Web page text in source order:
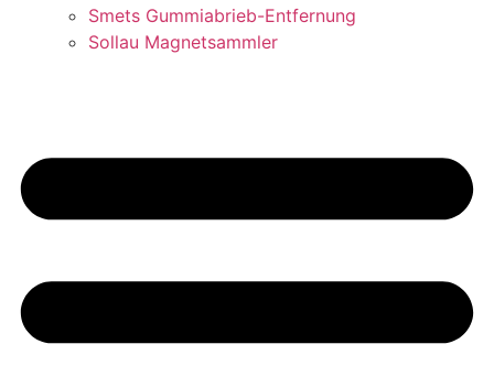
Smets Gummiabrieb-Entfernung
Sollau Magnetsammler